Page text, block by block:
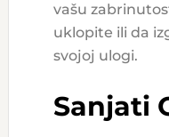
vašu
uklopite ili da
svojoj ulogi.
Sanjati